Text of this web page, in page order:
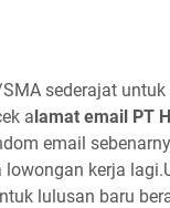
sederajat untuk
alamat email PT
email
kerja
lulusan baru